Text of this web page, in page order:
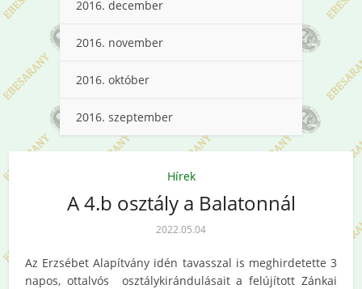
2016. december
2016. november
2016. október
2016. szeptember
Hírek
A 4.b osztály a Balatonnál
2022.05.04
Az Erzsébet Alapítvány idén tavasszal is meghirdetette 3
napos, ottalvós osztálykirándulásait a felújított Zánkai